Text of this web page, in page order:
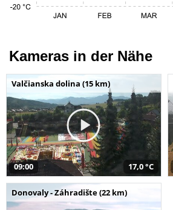
Kameras in der Nähe
Valčianska dolina (15 km)
09:00 17,0 °C
Donovaly - Záhradište (22 km)